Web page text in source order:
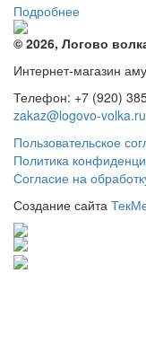
Подробнее
© 2026, Логово
Интернет-магазин
Телефон: +7 (920)
zakaz@logovo-volka.ru
Пользовательское
Политика
Согласие на
Создание сайта